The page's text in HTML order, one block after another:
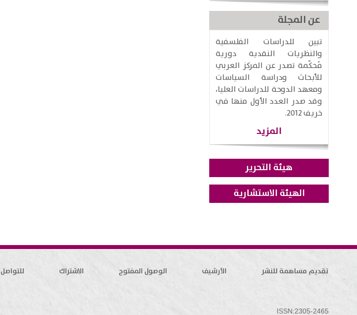
عن المجلة
تبين للدراسات الفلسفية
والنظريات النقدية دورية
مُحكّمة تصدر عن المركز العربي
للأبحاث ودراسة السياسات
ومعهد الدوحة للدراسات العليا،
وقد صدر العدد الأول منها في
خريف 2012.
المزيد
هيئة التحرير
الهيئة الاستشارية
تقديم مساهمة للنشر الأرشيف الوصول المفتوح الاشتراك للتواصل
ISSN:2305-2465